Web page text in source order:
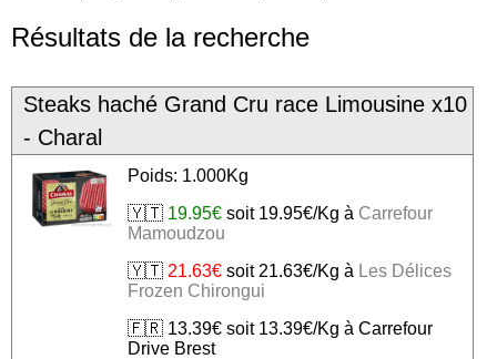
Résultats de la recherche
Steaks haché Grand Cru race Limousine x10
- Charal
Poids: 1.000Kg
🇾🇹 19.95€soit 19.95€/Kg à Carrefour
Mamoudzou
🇾🇹 21.63€soit 21.63€/Kg à Les Délices
Frozen Chirongui
🇫🇷 13.39€ soit 13.39€/Kg à Carrefour
Drive Brest